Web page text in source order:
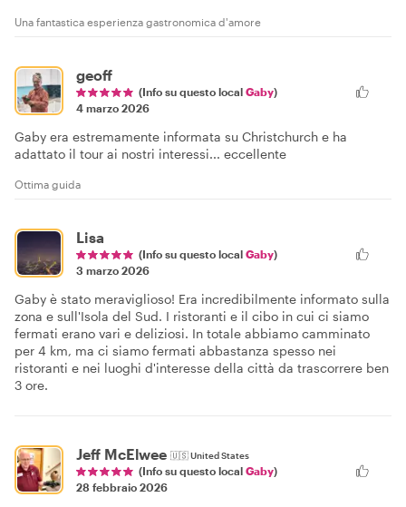
Una fantastica esperienza gastronomica d'amore
geoff
(Info su questo local Gaby)
4 marzo 2026
Gaby era estremamente informata su Christchurch e ha
adattato il tour ai nostri interessi... eccellente
Ottima guida
Lisa
(Info su questo local Gaby)
3 marzo 2026
Gaby è stato meraviglioso! Era incredibilmente informato sulla
zona e sull'Isola del Sud. I ristoranti e il cibo in cui ci siamo
fermati erano vari e deliziosi. In totale abbiamo camminato
per 4 km, ma ci siamo fermati abbastanza spesso nei
ristoranti e nei luoghi d'interesse della città da trascorrere ben
3 ore.
Jeff McElwee 🇺🇸United States
(Info su questo local Gaby)
28 febbraio 2026